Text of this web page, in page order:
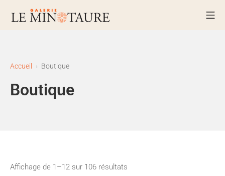
Accueil Boutique
Boutique
Affichage de 1–12 sur 106 résultats